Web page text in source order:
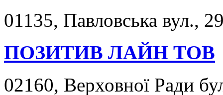
01135, Павловська вул.,
ПОЗИТИВ ЛАЙН ТОВ
02160, Верховної Ради